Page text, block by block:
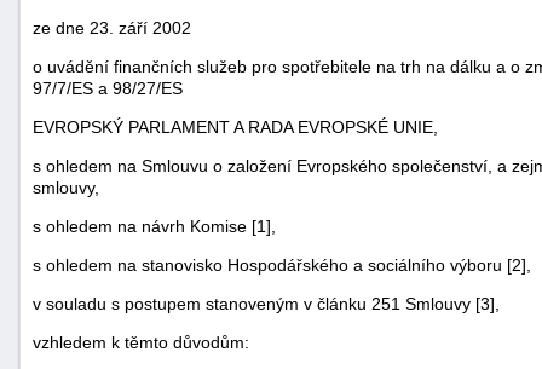
ze dne 23. září 2002
o uvádění finančních služeb pro spotřebitele na trh na dálku a o
97/7/ES a 98/27/ES
EVROPSKÝ PARLAMENT A RADA EVROPSKÉ UNIE,
s ohledem na Smlouvu o založení Evropského společenství, a
smlouvy,
s ohledem na návrh Komise [1],
s ohledem na stanovisko Hospodářského a sociálního výboru [2],
v souladu s postupem stanoveným v článku 251 Smlouvy [3],
vzhledem k těmto důvodům:
náhrady